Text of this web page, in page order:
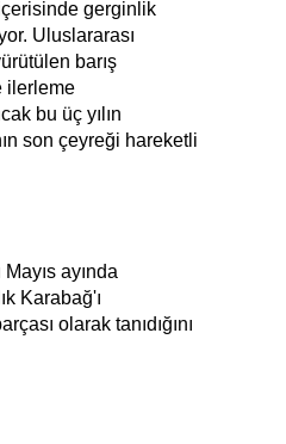
gerginlik
Uluslararası
barış
ilerleme
bu üç yılın
son çeyreği hareketli
ayında
Karabağ'ı
olarak tanıdığını